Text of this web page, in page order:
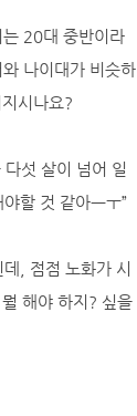
20대 중반이라
나이대가 비슷하
시나요?
섯 살이 넘어 일
할 것 같아ㅡㅜ”
, 점점 노화가 시
해야 하지? 싶을